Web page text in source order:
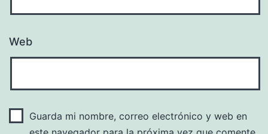
Web
Guarda mi nombre, correo electrónico y web en